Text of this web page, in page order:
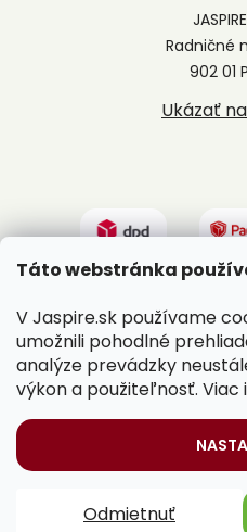
Táto webstránka
V Jaspire.sk používame
umožnili pohodlné
analýze prevádzky
výkon a použiteľnosť.
Odmietnuť
Radničné
902 01
Ukázať
Upraviť